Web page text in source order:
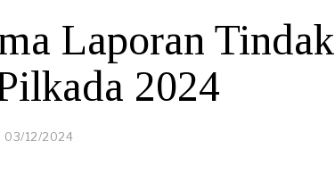
Laporan Tindak
2024
03/12/2024